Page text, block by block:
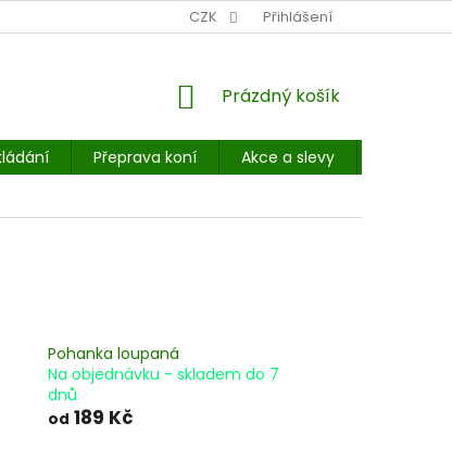
BALÍKOVNA, PPL, GLS, SUPERVÝDEJNY, UPS
CZK Přihlášení
NÁKUPNÍ
Prázdný košík
Přeprava koní Akce a slevy
Pohanka loupaná
Na objednávku - skladem do 7
dnů
od 189 Kč